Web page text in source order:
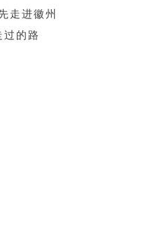
走进徽州
过的路